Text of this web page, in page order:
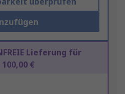
Lieferung für
€